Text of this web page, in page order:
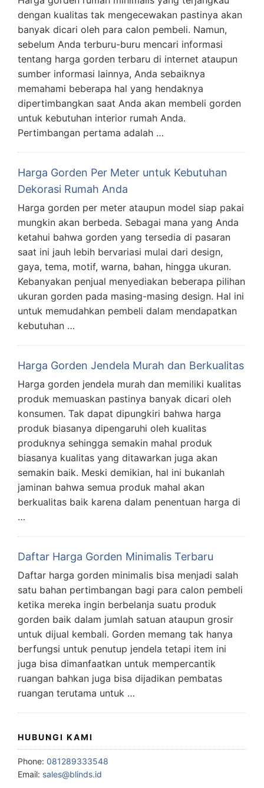
dengan kualitas tak mengecewakan pastinya akan
banyak dicari oleh para calon pembeli. Namun,
sebelum Anda terburu-buru mencari informasi
tentang harga gorden terbaru di internet ataupun
sumber informasi lainnya, Anda sebaiknya
memahami beberapa hal yang hendaknya
dipertimbangkan saat Anda akan membeli gorden
untuk kebutuhan interior rumah Anda.
Pertimbangan pertama adalah …
Harga Gorden Per Meter untuk Kebutuhan
Dekorasi Rumah Anda
Harga gorden per meter ataupun model siap pakai
mungkin akan berbeda. Sebagai mana yang Anda
ketahui bahwa gorden yang tersedia di pasaran
saat ini jauh lebih bervariasi mulai dari design,
gaya, tema, motif, warna, bahan, hingga ukuran.
Kebanyakan penjual menyediakan beberapa pilihan
ukuran gorden pada masing-masing design. Hal ini
untuk memudahkan pembeli dalam mendapatkan
kebutuhan …
Harga Gorden Jendela Murah dan Berkualitas
Harga gorden jendela murah dan memiliki kualitas
produk memuaskan pastinya banyak dicari oleh
konsumen. Tak dapat dipungkiri bahwa harga
produk biasanya dipengaruhi oleh kualitas
produknya sehingga semakin mahal produk
biasanya kualitas yang ditawarkan juga akan
semakin baik. Meski demikian, hal ini bukanlah
jaminan bahwa semua produk mahal akan
berkualitas baik karena dalam penentuan harga di
…
Daftar Harga Gorden Minimalis Terbaru
Daftar harga gorden minimalis bisa menjadi salah
satu bahan pertimbangan bagi para calon pembeli
ketika mereka ingin berbelanja suatu produk
gorden baik dalam jumlah satuan ataupun grosir
untuk dijual kembali. Gorden memang tak hanya
berfungsi untuk penutup jendela tetapi item ini
juga bisa dimanfaatkan untuk mempercantik
ruangan bahkan juga bisa dijadikan pembatas
ruangan terutama untuk …
HUBUNGI KAMI
Phone: 081289333548
Email: sales@blinds.id